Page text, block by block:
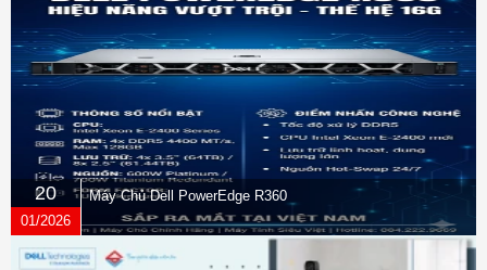
20
01/2026
Máy Chủ Dell PowerEdge R360